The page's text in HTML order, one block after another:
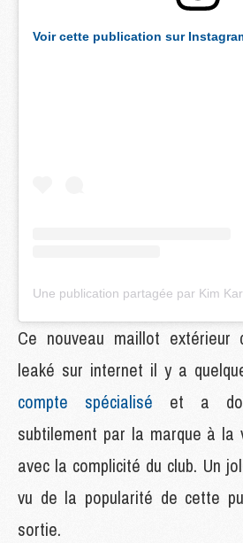
Voir cette publication sur
Ce nouveau maillot extérieur
leaké sur internet il y a
compte spécialisé et a
subtilement par la marque à la
avec la complicité du club. Un
vu de la popularité de cette
sortie.